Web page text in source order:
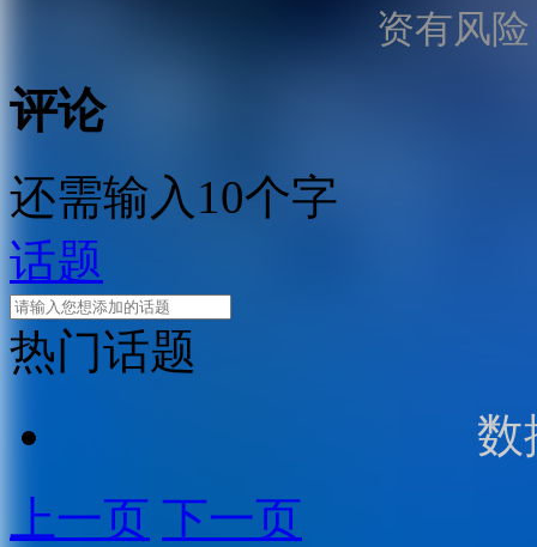
资有风
评论
还需输入10个字
话题
热门话题
数
上一页 下一页